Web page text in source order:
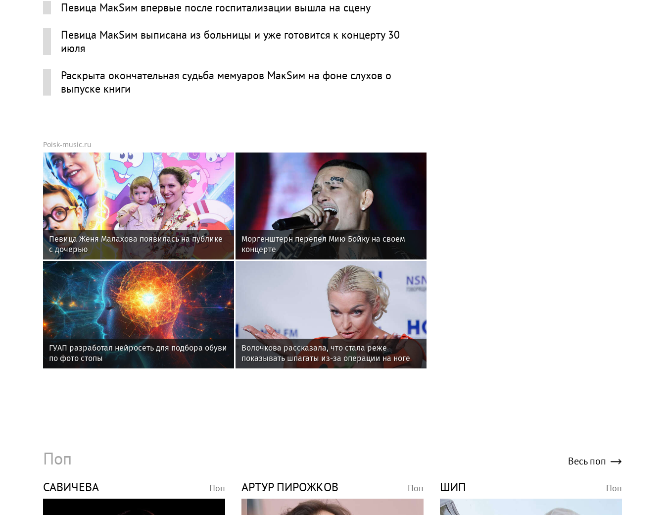
Певица МакSим впервые после госпитализации вышла на сцену
Певица МакSим выписана из больницы и уже готовится к концерту 30
июля
Раскрыта окончательная судьба мемуаров МакSим на фоне слухов о
выпуске книги
Poisk-music.ru
Певица Женя Малахова появилась на публике
с дочерью
Моргенштерн перепел Мию Бойку на своем
концерте
ГУАП разработал нейросеть для подбора обуви
по фото стопы
Волочкова рассказала, что стала реже
показывать шпагаты из-за операции на ноге
Поп Весь поп
САВИЧЕВА Поп АРТУР ПИРОЖКОВ Поп ШИП Поп